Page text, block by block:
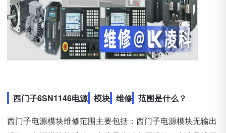
西门子6SN1146电源 模块 维修 范围是什么？
西门子电源模块维修范围主要包括：西门子电源模块无输出